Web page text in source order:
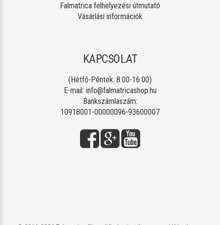
Falmatrica felhelyezési útmutató
Vásárlási információk
KAPCSOLAT
(Hétfő-Péntek: 8:00-16:00)
E-mail: info@falmatricashop.hu
Bankszámlaszám:
10918001-00000096-93600007